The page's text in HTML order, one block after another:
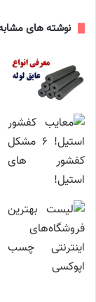
نوشته های